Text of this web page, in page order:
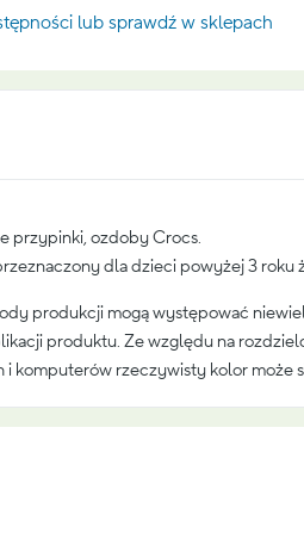
lub sprawdź w sklepach
przypinki, ozdoby Crocs.
dla dzieci powyżej 3 roku
produkcji mogą występować
produktu. Ze względu na
komputerów rzeczywisty kolor może